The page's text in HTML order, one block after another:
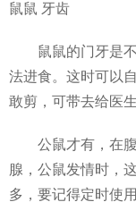
鼠鼠 牙齿
鼠鼠的门牙是不
法进食。这时可以
敢剪，可带去给医
公鼠才有，在腹
腺，公鼠发情时，
多，要记得定时使